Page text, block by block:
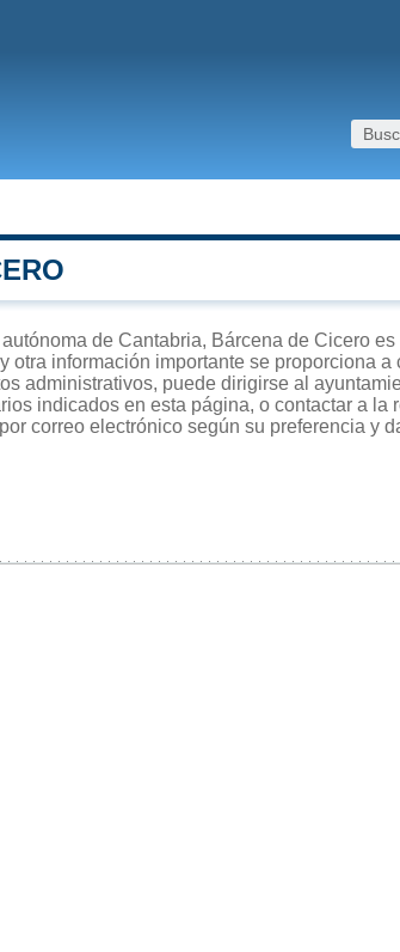
de Cantabria, Bárcena de Cicero
otra información importante se proporciona a
administrativos, puede dirigirse al
indicados en esta página, o contactar a la
correo electrónico según su preferencia y